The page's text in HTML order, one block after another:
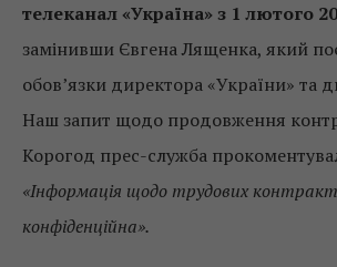
телеканал «Україна» з 1 лютого
замінивши Євгена Лященка, який
обов’язки директора «України» та
Наш запит щодо продовження
Корогод прес-служба
«Інформація щодо трудових
конфіденційна».